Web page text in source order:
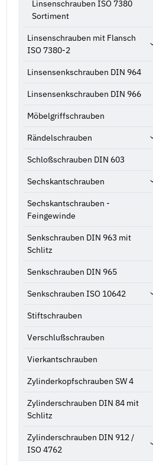
Bestseller
Senkschrauben ISO
Edelstahl A1
Linsenschrauben ISO 7380
Sortiment
Linsenschrauben mit Flansch
ISO 7380-2
Linsensenkschrauben DIN 964
Linsensenkschrauben DIN 966
Möbelgriffschrauben
Rändelschrauben
Schloßschrauben DIN 603
Sechskantschrauben
Sechskantschrauben -
Feingewinde
Senkschrauben DIN 963 mit
Schlitz
Senkschrauben DIN 965
Senkschrauben ISO 10642
Stiftschrauben
Verschlußschrauben
Vierkantschrauben
Zylinderkopfschrauben SW 4
Zylinderschrauben DIN 84 mit
Schlitz
Zylinderschrauben DIN 912 /
ISO 4762